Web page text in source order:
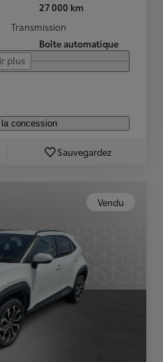
27 000 km
Transmission
Boîte automatique
plus
concession
Sauvegardez
Vendu